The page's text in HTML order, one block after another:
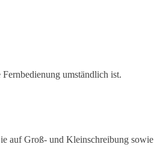
umständlich ist.
auf Groß- und Kleinschreibung sowie